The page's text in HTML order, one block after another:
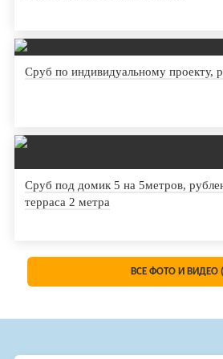
Сруб по индивидуальному проекту,
Сруб под домик 5 на 5метров,
терраса 2 метра
ВСЕ ФОТО И ВИДЕО